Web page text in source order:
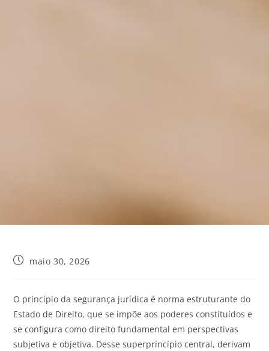
maio 30, 2026
O princípio da segurança jurídica é norma estruturante do
Estado de Direito, que se impõe aos poderes constituídos e
se configura como direito fundamental em perspectivas
subjetiva e objetiva. Desse superprincípio central, derivam